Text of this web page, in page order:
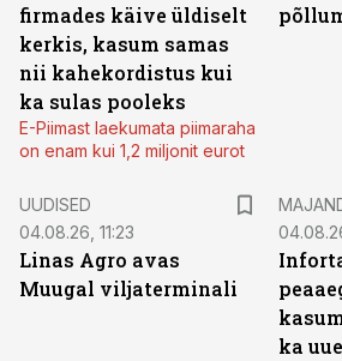
firmades käive üldiselt
kerkis, kasum samas
nii kahekordistus kui
ka sulas pooleks
E-Piimast laekumata piimaraha
on enam kui 1,2 miljonit eurot
UUDISED
04.08.26, 11:23
Linas Agro avas
Muugal viljaterminali
ka